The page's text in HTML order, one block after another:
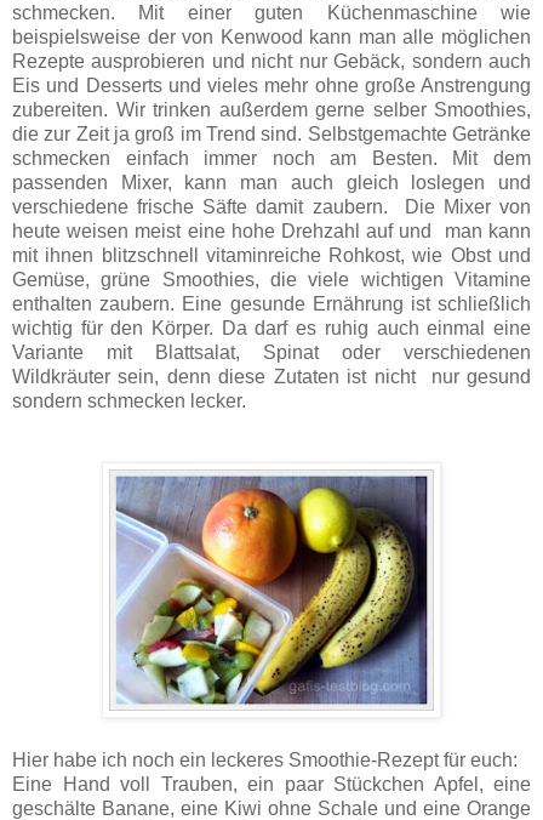
schmecken. Mit einer guten Küchenmaschine wie
beispielsweise der von Kenwood kann man alle möglichen
Rezepte ausprobieren und nicht nur Gebäck, sondern auch
Eis und Desserts und vieles mehr ohne große Anstrengung
zubereiten. Wir trinken außerdem gerne selber Smoothies,
die zur Zeit ja groß im Trend sind. Selbstgemachte Getränke
schmecken einfach immer noch am Besten. Mit dem
passenden Mixer, kann man auch gleich loslegen und
verschiedene frische Säfte damit zaubern. Die Mixer von
heute weisen meist eine hohe Drehzahl auf und man kann
mit ihnen blitzschnell vitaminreiche Rohkost, wie Obst und
Gemüse, grüne Smoothies, die viele wichtigen Vitamine
enthalten zaubern. Eine gesunde Ernährung ist schließlich
wichtig für den Körper. Da darf es ruhig auch einmal eine
Variante mit Blattsalat, Spinat oder verschiedenen
Wildkräuter sein, denn diese Zutaten ist nicht nur gesund
sondern schmecken lecker.
Hier habe ich noch ein leckeres Smoothie-Rezept für euch:
Eine Hand voll Trauben, ein paar Stückchen Apfel, eine
geschälte Banane, eine Kiwi ohne Schale und eine Orange